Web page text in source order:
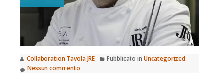
Collaboration Tavola JRE Pubblicato in Uncategorized
Nessun commento